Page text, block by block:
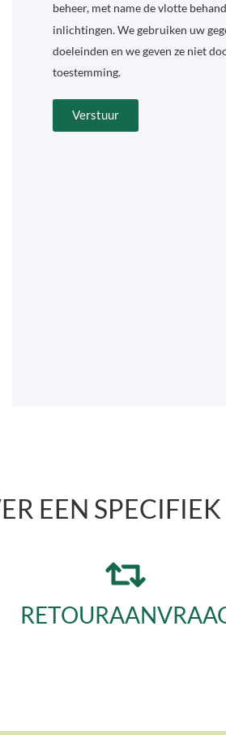
beheer, met name de vlotte
inlichtingen. We gebruiken uw
doeleinden en we geven ze niet
toestemming.
Verstuur
EEN